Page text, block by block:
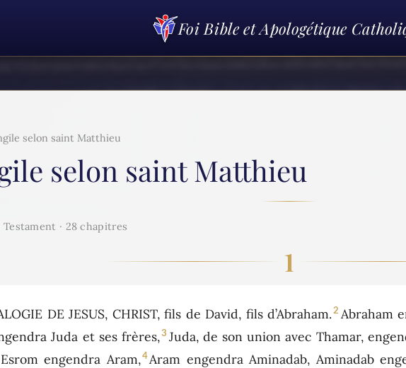
Foi Bible et Apologétique
selon saint Matthieu
selon saint Matthieu
Testament · 28 chapitres
1
DE JESUS, CHRIST, fils de David, fils d’Abraham.2 Abraham
Juda et ses frères,3 Juda, de son union avec Thamar,
engendra Aram,4 Aram engendra Aminadab, Aminadab